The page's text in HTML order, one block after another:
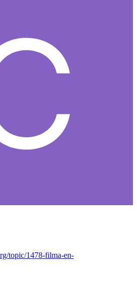
topic/1478-filma-en-